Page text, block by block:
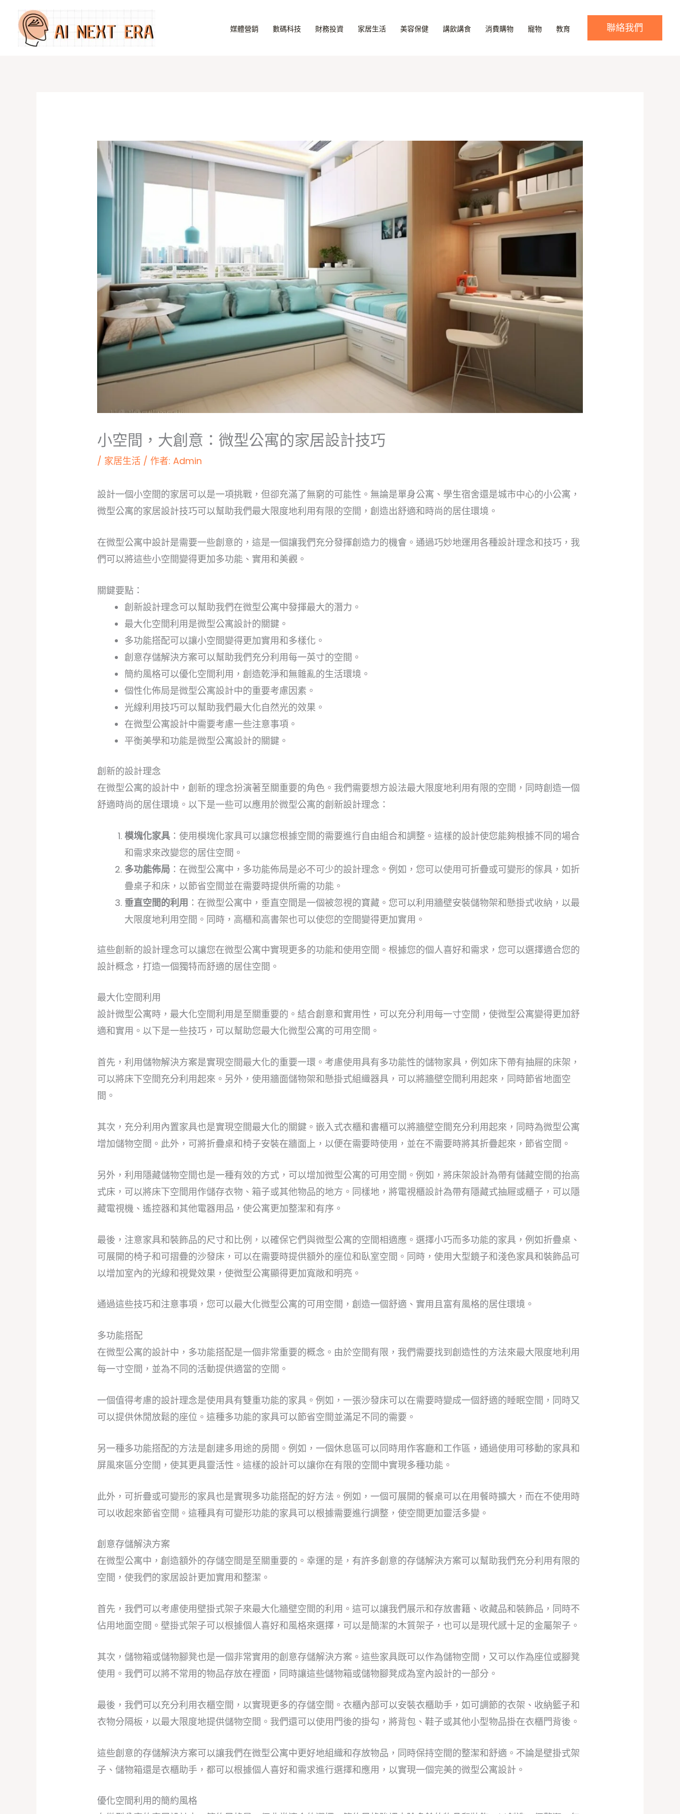
媒體營銷 數碼科技 財務投資 家居生活 美容保健 講飲講食 消費購物 寵物 教育 聯絡我們
小空間，大創意：微型公寓的家居設計技巧
/ 家居生活 / 作者:Admin
設計一個小空間的家居可以是一項挑戰，但卻充滿了無窮的可能性。無論是單身公寓、學生宿舍還是城市中心的小公寓，
微型公寓的家居設計技巧可以幫助我們最大限度地利用有限的空間，創造出舒適和時尚的居住環境。
在微型公寓中設計是需要一些創意的，這是一個讓我們充分發揮創造力的機會。通過巧妙地運用各種設計理念和技巧，我
們可以將這些小空間變得更加多功能、實用和美觀。
關鍵要點：
創新設計理念可以幫助我們在微型公寓中發揮最大的潛力。
最大化空間利用是微型公寓設計的關鍵。
多功能搭配可以讓小空間變得更加實用和多樣化。
創意存儲解決方案可以幫助我們充分利用每一英寸的空間。
簡約風格可以優化空間利用，創造乾淨和無雜亂的生活環境。
個性化佈局是微型公寓設計中的重要考慮因素。
光線利用技巧可以幫助我們最大化自然光的效果。
在微型公寓設計中需要考慮一些注意事項。
平衡美學和功能是微型公寓設計的關鍵。
創新的設計理念
在微型公寓的設計中，創新的理念扮演著至關重要的角色。我們需要想方設法最大限度地利用有限的空間，同時創造一個
舒適時尚的居住環境。以下是一些可以應用於微型公寓的創新設計理念：
模塊化家具 ：使用模塊化家具可以讓您根據空間的需要進行自由組合和調整。這樣的設計使您能夠根據不同的場合
和需求來改變您的居住空間。
多功能佈局 ：在微型公寓中，多功能佈局是必不可少的設計理念。例如，您可以使用可折疊或可變形的傢具，如折
疊桌子和床，以節省空間並在需要時提供所需的功能。
垂直空間的利用 ：在微型公寓中，垂直空間是一個被忽視的寶藏。您可以利用牆壁安裝儲物架和懸掛式收納，以最
大限度地利用空間。同時，高櫃和高書架也可以使您的空間變得更加實用。
這些創新的設計理念可以讓您在微型公寓中實現更多的功能和使用空間。根據您的個人喜好和需求，您可以選擇適合您的
設計概念，打造一個獨特而舒適的居住空間。
最大化空間利用
設計微型公寓時，最大化空間利用是至關重要的。結合創意和實用性，可以充分利用每一寸空間，使微型公寓變得更加舒
適和實用。以下是一些技巧，可以幫助您最大化微型公寓的可用空間。
首先，利用儲物解決方案是實現空間最大化的重要一環。考慮使用具有多功能性的儲物家具，例如床下帶有抽屜的床架，
可以將床下空間充分利用起來。另外，使用牆面儲物架和懸掛式組織器具，可以將牆壁空間利用起來，同時節省地面空
間。
其次，充分利用內置家具也是實現空間最大化的關鍵。嵌入式衣櫃和書櫃可以將牆壁空間充分利用起來，同時為微型公寓
增加儲物空間。此外，可將折疊桌和椅子安裝在牆面上，以便在需要時使用，並在不需要時將其折疊起來，節省空間。
另外，利用隱藏儲物空間也是一種有效的方式，可以增加微型公寓的可用空間。例如，將床架設計為帶有儲藏空間的抬高
式床，可以將床下空間用作儲存衣物、箱子或其他物品的地方。同樣地，將電視櫃設計為帶有隱藏式抽屜或櫃子，可以隱
藏電視機、遙控器和其他電器用品，使公寓更加整潔和有序。
最後，注意家具和裝飾品的尺寸和比例，以確保它們與微型公寓的空間相適應。選擇小巧而多功能的家具，例如折疊桌、
可展開的椅子和可摺疊的沙發床，可以在需要時提供額外的座位和臥室空間。同時，使用大型鏡子和淺色家具和裝飾品可
以增加室內的光線和視覺效果，使微型公寓顯得更加寬敞和明亮。
通過這些技巧和注意事項，您可以最大化微型公寓的可用空間，創造一個舒適、實用且富有風格的居住環境。
多功能搭配
在微型公寓的設計中，多功能搭配是一個非常重要的概念。由於空間有限，我們需要找到創造性的方法來最大限度地利用
每一寸空間，並為不同的活動提供適當的空間。
一個值得考慮的設計理念是使用具有雙重功能的家具。例如，一張沙發床可以在需要時變成一個舒適的睡眠空間，同時又
可以提供休閒放鬆的座位。這種多功能的家具可以節省空間並滿足不同的需要。
另一種多功能搭配的方法是創建多用途的房間。例如，一個休息區可以同時用作客廳和工作區，通過使用可移動的家具和
屏風來區分空間，使其更具靈活性。這樣的設計可以讓你在有限的空間中實現多種功能。
此外，可折疊或可變形的家具也是實現多功能搭配的好方法。例如，一個可展開的餐桌可以在用餐時擴大，而在不使用時
可以收起來節省空間。這種具有可變形功能的家具可以根據需要進行調整，使空間更加靈活多變。
創意存儲解決方案
在微型公寓中，創造額外的存儲空間是至關重要的。幸運的是，有許多創意的存儲解決方案可以幫助我們充分利用有限的
空間，使我們的家居設計更加實用和整潔。
首先，我們可以考慮使用壁掛式架子來最大化牆壁空間的利用。這可以讓我們展示和存放書籍、收藏品和裝飾品，同時不
佔用地面空間。壁掛式架子可以根據個人喜好和風格來選擇，可以是簡潔的木質架子，也可以是現代感十足的金屬架子。
其次，儲物箱或儲物腳凳也是一個非常實用的創意存儲解決方案。這些家具既可以作為儲物空間，又可以作為座位或腳凳
使用。我們可以將不常用的物品存放在裡面，同時讓這些儲物箱或儲物腳凳成為室內設計的一部分。
最後，我們可以充分利用衣櫃空間，以實現更多的存儲空間。衣櫃內部可以安裝衣櫃助手，如可調節的衣架、收納籃子和
衣物分隔板，以最大限度地提供儲物空間。我們還可以使用門後的掛勾，將背包、鞋子或其他小型物品掛在衣櫃門背後。
這些創意的存儲解決方案可以讓我們在微型公寓中更好地組織和存放物品，同時保持空間的整潔和舒適。不論是壁掛式架
子、儲物箱還是衣櫃助手，都可以根據個人喜好和需求進行選擇和應用，以實現一個完美的微型公寓設計。
優化空間利用的簡約風格